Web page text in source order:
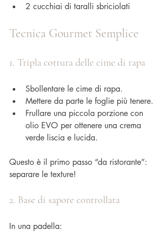
2 cucchiai di taralli sbriciolati
Tecnica Gourmet Semplice
1. Tripla cottura delle cime di rapa
Sbollentare le cime di rapa.
Mettere da parte le foglie più tenere.
Frullare una piccola porzione con
olio EVO per ottenere una crema
verde liscia e lucida.
Questo è il primo passo “da ristorante”:
separare le texture!
2. Base di sapore controllata
In una padella: